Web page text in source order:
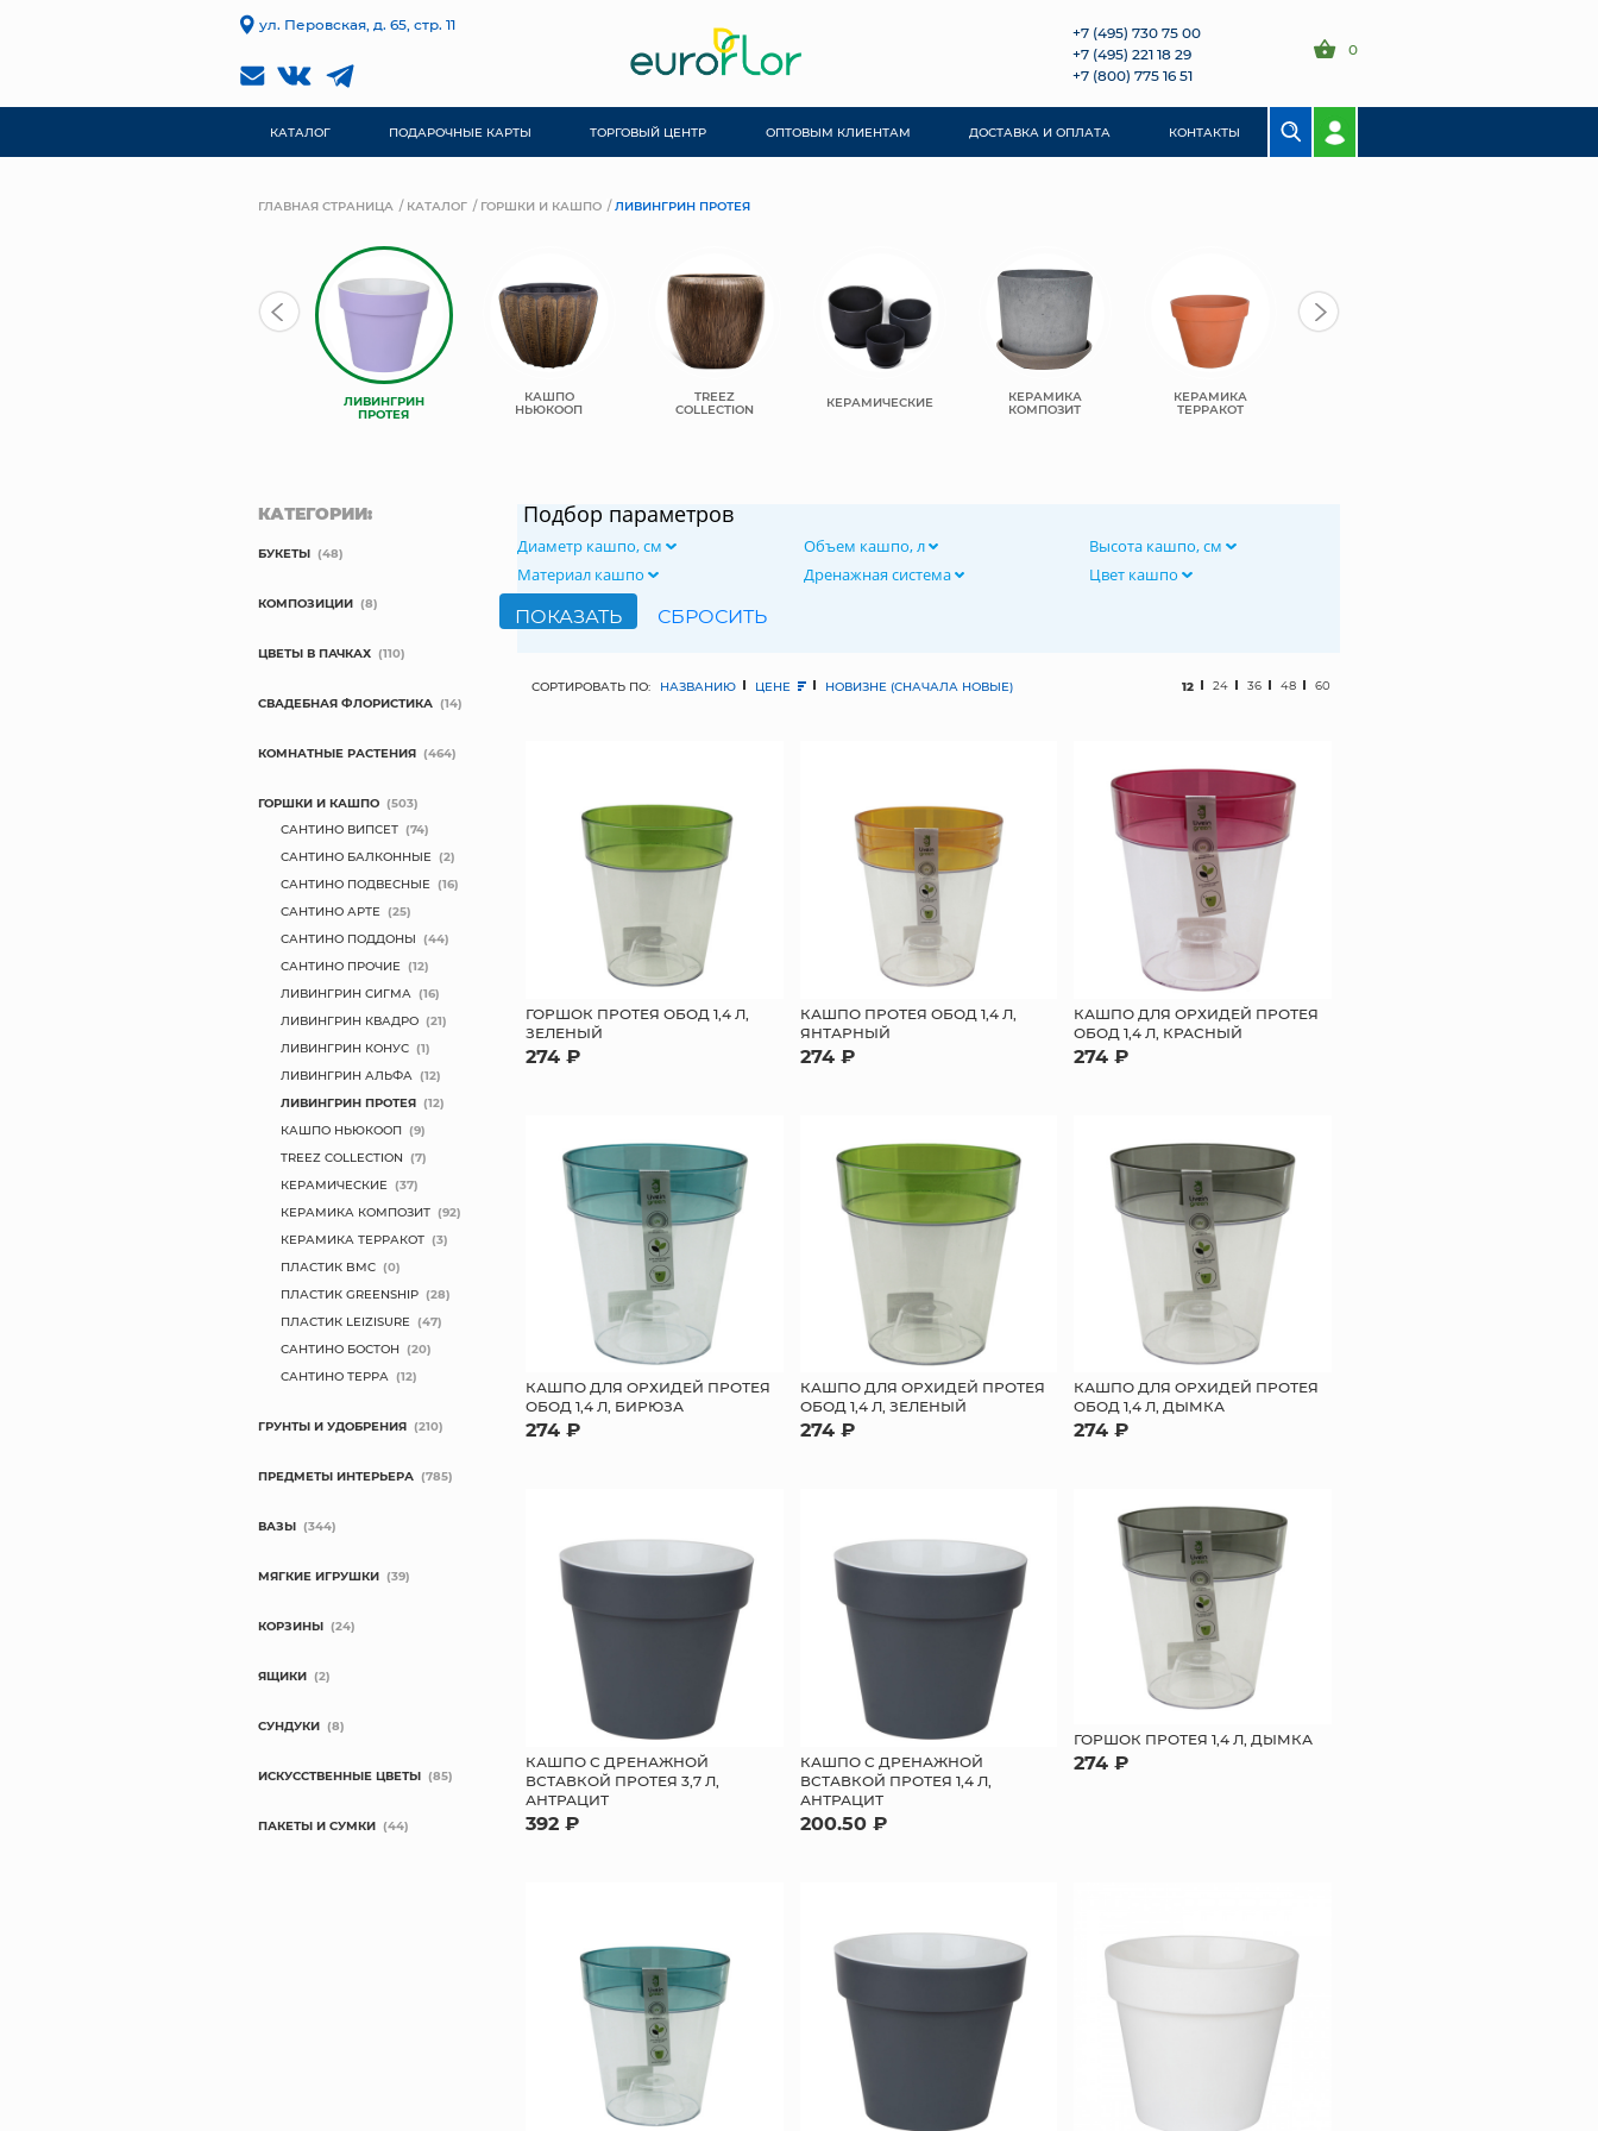
ул. Перовская, д. 65, стр. 11
+7 (495) 730 75 00
+7 (495) 221 18 29
+7 (800) 775 16 51
0
КАТАЛОГ ПОДАРОЧНЫЕ КАРТЫ ТОРГОВЫЙ ЦЕНТР ОПТОВЫМ КЛИЕНТАМ ДОСТАВКА И ОПЛАТА КОНТАКТЫ
ГЛАВНАЯ СТРАНИЦА КАТАЛОГ ГОРШКИ И КАШПО ЛИВИНГРИН ПРОТЕЯ
ЛИВИНГРИН
ПРОТЕЯ
КАШПО
НЬЮКООП
TREEZ
COLLECTION КЕРАМИЧЕСКИЕ КЕРАМИКА
КОМПОЗИТ
КЕРАМИКА
ТЕРРАКОТ
Подбор параметров
Диаметр кашпо, см Объем кашпо, л
Высота кашпо, см
Материал кашпо
Дренажная система Цвет кашпо
СОРТИРОВАТЬ ПО: НАЗВАНИЮ ЦЕНЕ НОВИЗНЕ (СНАЧАЛА НОВЫЕ) 12 24 36 48 60
ГОРШОК ПРОТЕЯ ОБОД 1,4 Л,
ЗЕЛЕНЫЙ
274 ₽
КАШПО ПРОТЕЯ ОБОД 1,4 Л,
ЯНТАРНЫЙ
274 ₽
КАШПО ДЛЯ ОРХИДЕЙ ПРОТЕЯ
ОБОД 1,4 Л, КРАСНЫЙ
274 ₽
КАШПО ДЛЯ ОРХИДЕЙ ПРОТЕЯ
ОБОД 1,4 Л, БИРЮЗА
274 ₽
КАШПО ДЛЯ ОРХИДЕЙ ПРОТЕЯ
ОБОД 1,4 Л, ЗЕЛЕНЫЙ
274 ₽
КАШПО ДЛЯ ОРХИДЕЙ ПРОТЕЯ
ОБОД 1,4 Л, ДЫМКА
274 ₽
КАШПО С ДРЕНАЖНОЙ
ВСТАВКОЙ ПРОТЕЯ 3,7 Л,
АНТРАЦИТ
392 ₽
КАШПО С ДРЕНАЖНОЙ
ВСТАВКОЙ ПРОТЕЯ 1,4 Л,
АНТРАЦИТ
200.50 ₽
ГОРШОК ПРОТЕЯ 1,4 Л, ДЫМКА
274 ₽
КАТЕГОРИИ:
БУКЕТЫ (48)
КОМПОЗИЦИИ (8)
ЦВЕТЫ В ПАЧКАХ (110)
СВАДЕБНАЯ ФЛОРИСТИКА (14)
КОМНАТНЫЕ РАСТЕНИЯ (464)
ГОРШКИ И КАШПО (503)
САНТИНО ВИПСЕТ (74)
САНТИНО БАЛКОННЫЕ (2)
САНТИНО ПОДВЕСНЫЕ (16)
САНТИНО АРТЕ (25)
САНТИНО ПОДДОНЫ (44)
САНТИНО ПРОЧИЕ (12)
ЛИВИНГРИН СИГМА (16)
ЛИВИНГРИН КВАДРО (21)
ЛИВИНГРИН КОНУС (1)
ЛИВИНГРИН АЛЬФА (12)
ЛИВИНГРИН ПРОТЕЯ (12)
КАШПО НЬЮКООП (9)
TREEZ COLLECTION (7)
КЕРАМИЧЕСКИЕ (37)
КЕРАМИКА КОМПОЗИТ (92)
КЕРАМИКА ТЕРРАКОТ (3)
ПЛАСТИК BMC (0)
ПЛАСТИК GREENSHIP (28)
ПЛАСТИК LEIZISURE (47)
САНТИНО БОСТОН (20)
САНТИНО ТЕРРА (12)
ГРУНТЫ И УДОБРЕНИЯ (210)
ПРЕДМЕТЫ ИНТЕРЬЕРА (785)
ВАЗЫ (344)
МЯГКИЕ ИГРУШКИ (39)
КОРЗИНЫ (24)
ЯЩИКИ (2)
СУНДУКИ (8)
ИСКУССТВЕННЫЕ ЦВЕТЫ (85)
ПАКЕТЫ И СУМКИ (44)